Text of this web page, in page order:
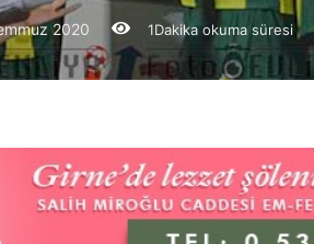
2020 1Dakika okuma süresi